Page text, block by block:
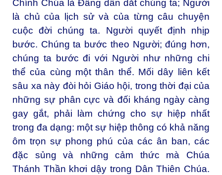
Chính Chúa là Đấng dẫn dắt chúng ta; Người
là chủ của lịch sử và của từng câu chuyện
cuộc đời chúng ta. Người quyết định nhịp
bước. Chúng ta bước theo Người; đúng hơn,
chúng ta bước đi với Người như những chi
thể của cùng một thân thể. Mối dây liên kết
sâu xa này đòi hỏi Giáo hội, trong thời đại của
những sự phân cực và đối kháng ngày càng
gay gắt, phải làm chứng cho sự hiệp nhất
trong đa dạng: một sự hiệp thông có khả năng
ôm trọn sự phong phú của các ân ban, các
đặc sủng và những cảm thức mà Chúa
Thánh Thần khơi dậy trong Dân Thiên Chúa.